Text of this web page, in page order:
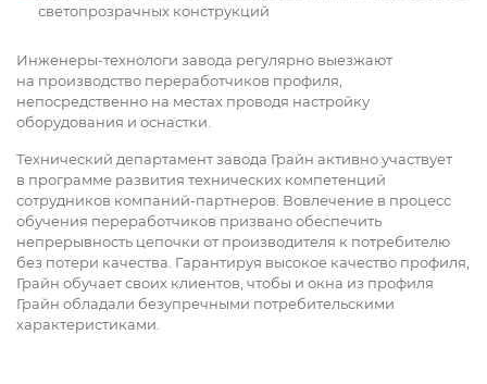
светопрозрачных конструкций
Инженеры-технологи завода регулярно выезжают
на производство переработчиков профиля,
непосредственно на местах проводя настройку
оборудования и оснастки.
Технический департамент завода Грайн активно участвует
в программе развития технических компетенций
сотрудников компаний-партнеров. Вовлечение в процесс
обучения переработчиков призвано обеспечить
непрерывность цепочки от производителя к потребителю
без потери качества. Гарантируя высокое качество профиля,
Грайн обучает своих клиентов, чтобы и окна из профиля
Грайн обладали безупречными потребительскими
характеристиками.